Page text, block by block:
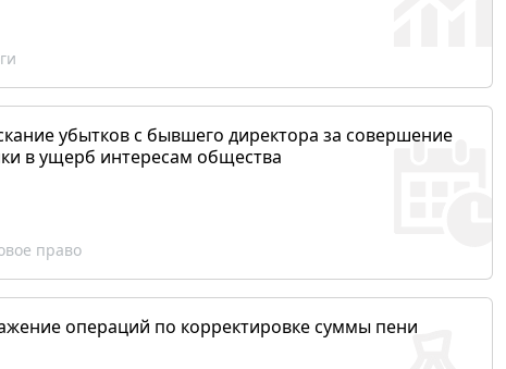
убытков с бывшего директора за совершение
в ущерб интересам общества
право
операций по корректировке суммы пени